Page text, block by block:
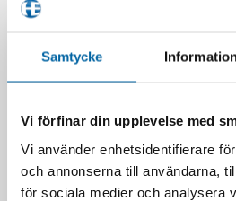
Samtycke
Vi förfinar din upplevelse med
Vi använder enhetsidentifierare
och annonserna till användarna,
för sociala medier och analysera